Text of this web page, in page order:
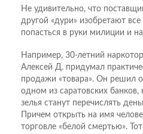
Не удивительно, что
другой «дури» изобретают
попасться в руки милиции и
Например, 30-летний
Алексей Д. придумал
продажи «товара». Он решил
одном из саратовских банков,
зелья станут перечислять
Причем открыть на имя
торговле «белой смертью».